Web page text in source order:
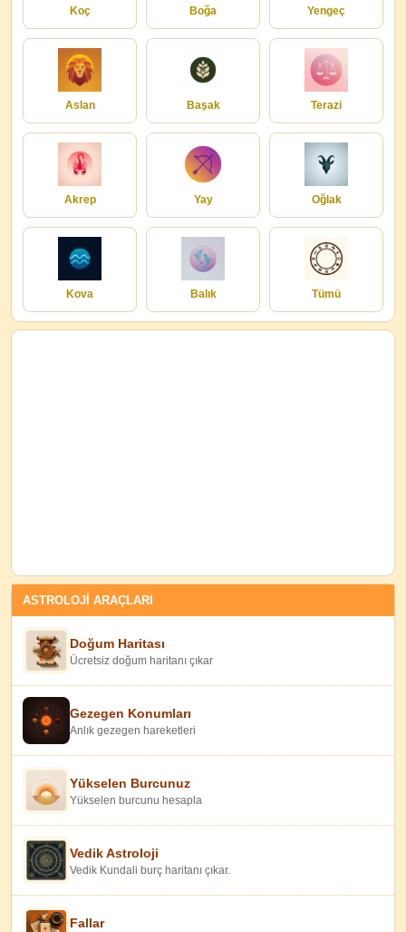
Koç Boğa Yengeç
Aslan Başak Terazi
Akrep Yay Oğlak
Kova Balık Tümü
ASTROLOJİ ARAÇLARI
Doğum Haritası
Ücretsiz doğum haritanı çıkar
Gezegen Konumları
Anlık gezegen hareketleri
Yükselen Burcunuz
Yükselen burcunu hesapla
Vedik Astroloji
Vedik Kundali burç haritanı çıkar.
Fallar